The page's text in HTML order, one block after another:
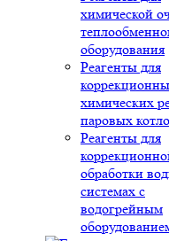
химической
оборудования
Реагенты для
химических
паровых
Реагенты для
обработки
системах с
водогрейным